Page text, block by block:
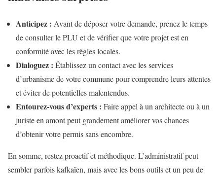
Anticipez : Avant de déposer votre demande, prenez le temps
de consulter le PLU et de vérifier que votre projet est en
conformité avec les règles locales.
Dialoguez : Établissez un contact avec les services
d’urbanisme de votre commune pour comprendre leurs attentes
et éviter de potentielles malentendus.
Entourez-vous d’experts : Faire appel à un architecte ou à un
juriste en amont peut grandement améliorer vos chances
d’obtenir votre permis sans encombre.
En somme, restez proactif et méthodique. L’administratif peut
sembler parfois kafkaïen, mais avec les bons outils et un peu de